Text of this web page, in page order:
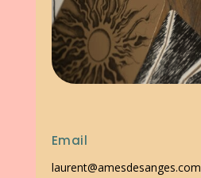
Email
laurent@amesdesanges.com